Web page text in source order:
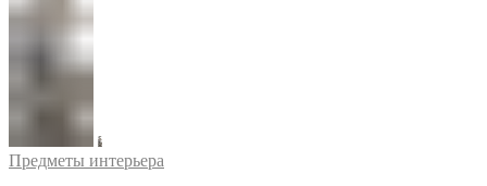
Предметы интерьера